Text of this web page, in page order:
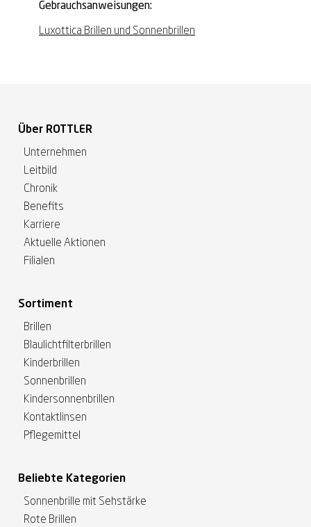
Gebrauchsanweisungen:
Luxottica Brillen und Sonnenbrillen
Über ROTTLER
Unternehmen
Leitbild
Chronik
Benefits
Karriere
Aktuelle Aktionen
Filialen
Sortiment
Brillen
Blaulichtfilterbrillen
Kinderbrillen
Sonnenbrillen
Kindersonnenbrillen
Kontaktlinsen
Pflegemittel
Beliebte Kategorien
Sonnenbrille mit Sehstärke
Rote Brillen